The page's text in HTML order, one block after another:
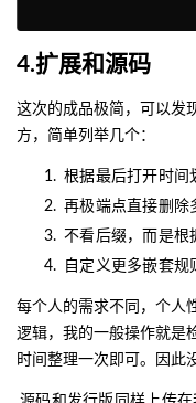
4.扩展和源码
这次的成品极简，可以发
方，简单列举几个：
根据最后打开时间
再极端点直接删除
不看后缀，而是根
自定义更多嵌套规
每个人的需求不同，个人
逻辑，我的一般操作就是
时间整理一次即可。因此